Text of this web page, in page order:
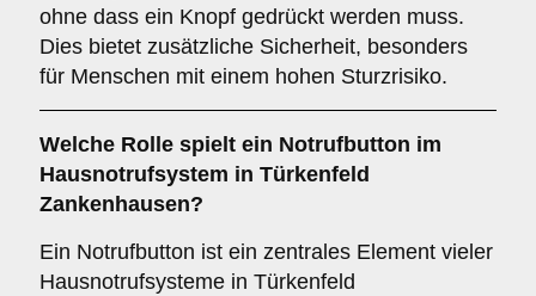
ohne dass ein Knopf gedrückt werden muss.
Dies bietet zusätzliche Sicherheit, besonders
für Menschen mit einem hohen Sturzrisiko.
Welche Rolle spielt ein Notrufbutton im
Hausnotrufsystem in Türkenfeld
Zankenhausen?
Ein Notrufbutton ist ein zentrales Element vieler
Hausnotrufsysteme in Türkenfeld